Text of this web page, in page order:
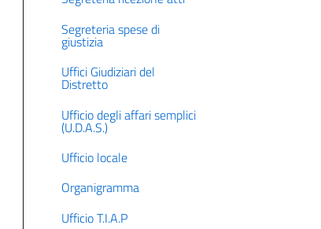
Segreteria spese di
giustizia
Uffici Giudiziari del
Distretto
Ufficio degli affari semplici
(U.D.A.S.)
Ufficio locale
Organigramma
Ufficio T.I.A.P